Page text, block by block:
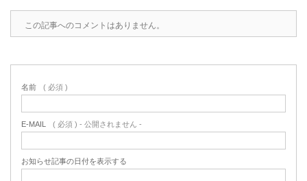
この記事へのコメントはありません。
名前 ( 必須 )
E-MAIL ( 必須 ) - 公開されません -
お知らせ記事の日付を表示する